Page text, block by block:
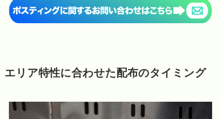
エリア特性に合わせた配布のタイミング